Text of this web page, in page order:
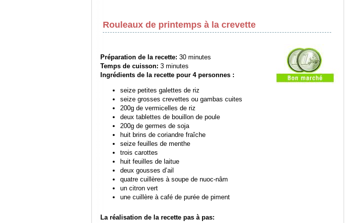
Rouleaux de printemps à la crevette
Préparation de la recette: 30 minutes
Temps de cuisson: 3 minutes
Ingrédients de la recette pour 4 personnes :
seize petites galettes de riz
seize grosses crevettes ou gambas cuites
200g de vermicelles de riz
deux tablettes de bouillon de poule
200g de germes de soja
huit brins de coriandre fraîche
seize feuilles de menthe
trois carottes
huit feuilles de laitue
deux gousses d’ail
quatre cuillères à soupe de nuoc-nâm
un citron vert
une cuillère à café de purée de piment
La réalisation de la recette pas à pas: